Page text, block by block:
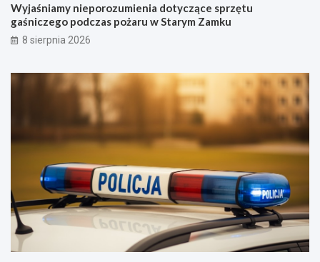
Wyjaśniamy nieporozumienia dotyczące sprzętu
gaśniczego podczas pożaru w Starym Zamku
8 sierpnia 2026